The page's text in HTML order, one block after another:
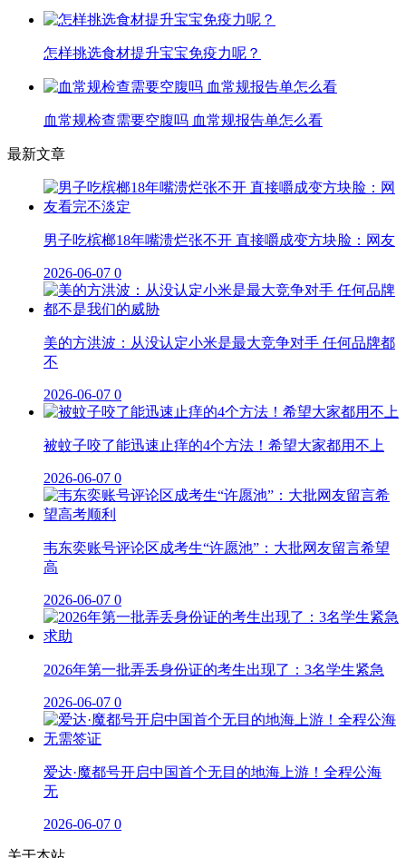
怎样挑选食材提升宝宝免疫力呢？
血常规检查需要空腹吗 血常规报告单怎么看
最新文章
男子吃槟榔18年嘴溃烂张不开 直接嚼成变方块脸：网友
2026-06-07 0
美的方洪波：从没认定小米是最大竞争对手 任何品牌都
不
2026-06-07 0
被蚊子咬了能迅速止痒的4个方法！希望大家都用不上
2026-06-07 0
韦东奕账号评论区成考生“许愿池”：大批网友留言希望
高
2026-06-07 0
2026年第一批弄丢身份证的考生出现了：3名学生紧急
2026-06-07 0
爱达·魔都号开启中国首个无目的地海上游！全程公海
无
2026-06-07 0